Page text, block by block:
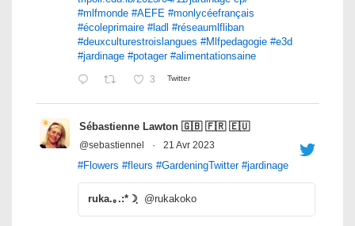
#mlfmonde #AEFE #monlycéefrançais
#écoleprimaire #ladl #réseaumlfliban
#deuxculturestroislangues #Mlfpedagogie #e3d
#jardinage #potager #alimentationsaine
3 Twitter
Sébastienne Lawton 🇬🇧 🇫🇷 🇪🇺
@sebastiennel · 21 Avr 2023
#Flowers #fleurs #GardeningTwitter #jardinage
ruka.｡.:*☽ฺ @rukakoko